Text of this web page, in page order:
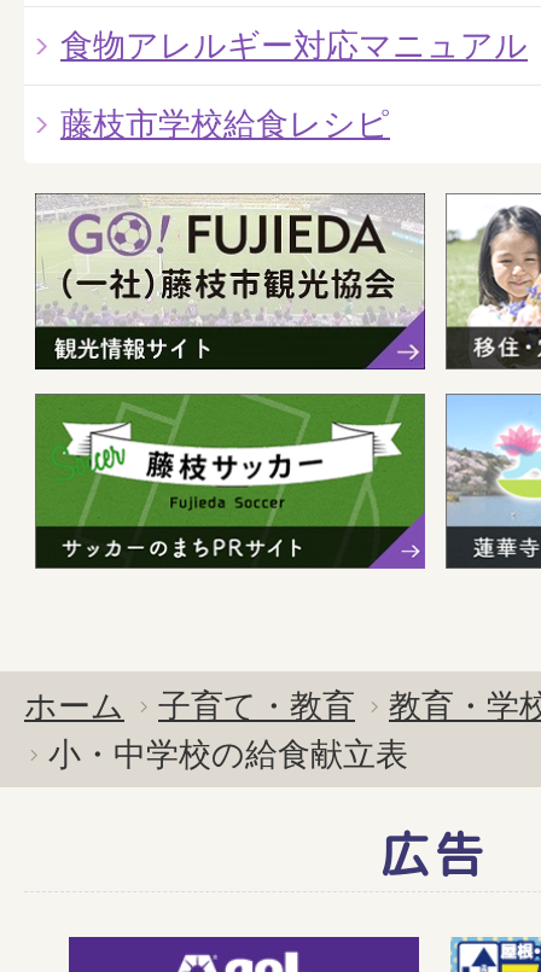
食物アレルギー対応マニュアル
藤枝市学校給食レシピ
ホーム 子育て・教育
教育・学
小・中学校の給食献立表
広告